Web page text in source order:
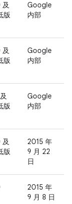
版
Google
内部
版
Google
内部
版
Google
内部
版
2015 年
9 月 22
日
2015 年
9 月 8 日